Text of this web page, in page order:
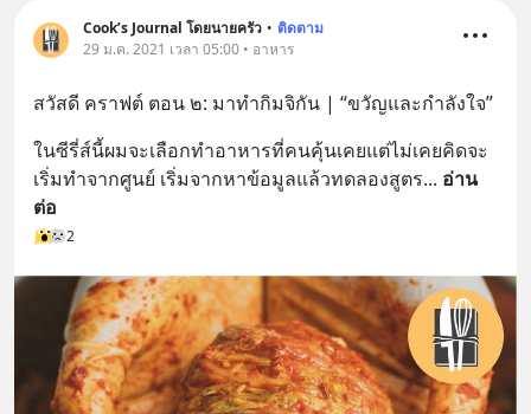
Cook’s Journal โดยนายครัว • ติดตาม
29 ม.ค. 2021 เวลา 05:00 • อาหาร
สวัสดี คราฟต์ ตอน ๒: มาทำกิมจิกัน | “ขวัญและกำลังใจ”
ในซีรี่ส์นี้ผมจะเลือกทำอาหารที่คนคุ้นเคยแต่ไม่เคยคิดจะ
เริ่มทำจากศูนย์ เริ่มจากหาข้อมูลแล้วทดลองสูตร... อ่าน
ต่อ
2